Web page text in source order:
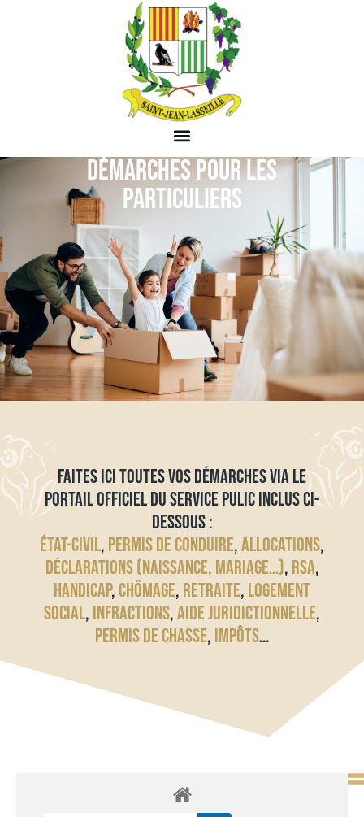
DÉMARCHES POUR LES
PARTICULIERS
FAITES ICI TOUTES VOS DÉMARCHES VIA LE
PORTAIL OFFICIEL DU SERVICE PULIC INCLUS CI-
DESSOUS :
ÉTAT-CIVIL, PERMIS DE CONDUIRE,ALLOCATIONS,
DÉCLARATIONS (NAISSANCE, MARIAGE…), RSA,
HANDICAP, CHÔMAGE, RETRAITE, LOGEMENT
SOCIAL, INFRACTIONS,AIDE JURIDICTIONNELLE,
PERMIS DE CHASSE, IMPÔTS…